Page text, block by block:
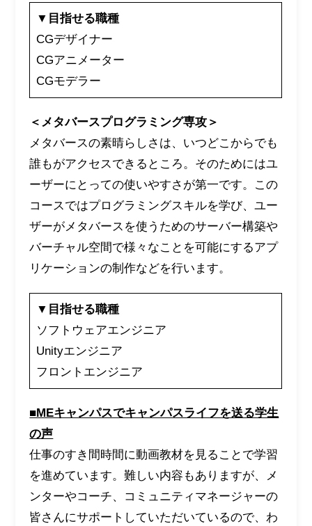
▼目指せる職種
CGデザイナー
CGアニメーター
CGモデラー
＜メタバースプログラミング専攻＞
メタバースの素晴らしさは、いつどこからでも
誰もがアクセスできるところ。そのためにはユ
ーザーにとっての使いやすさが第一です。この
コースではプログラミングスキルを学び、ユー
ザーがメタバースを使うためのサーバー構築や
バーチャル空間で様々なことを可能にするアプ
リケーションの制作などを行います。
▼目指せる職種
ソフトウェアエンジニア
Unityエンジニア
フロントエンジニア
■MEキャンパスでキャンパスライフを送る学生
の声
仕事のすき間時間に動画教材を見ることで学習
を進めています。難しい内容もありますが、メ
ンターやコーチ、コミュニティマネージャーの
皆さんにサポートしていただいているので、わ